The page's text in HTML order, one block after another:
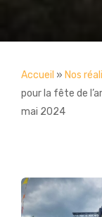
Accueil » Nos
pour la fête de
mai 2024